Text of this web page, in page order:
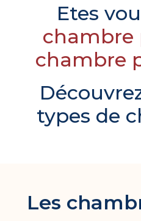
Etes
chambre
chambre
types de
Les